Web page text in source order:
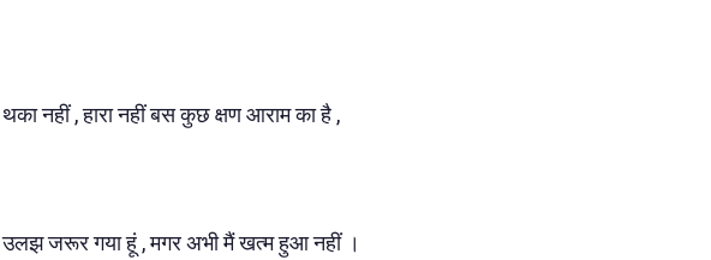
थका नहीं , हारा नहीं बस कुछ क्षण आराम का है ,
उलझ जरूर गया हूं , मगर अभी मैं खत्म हुआ नहीं ।